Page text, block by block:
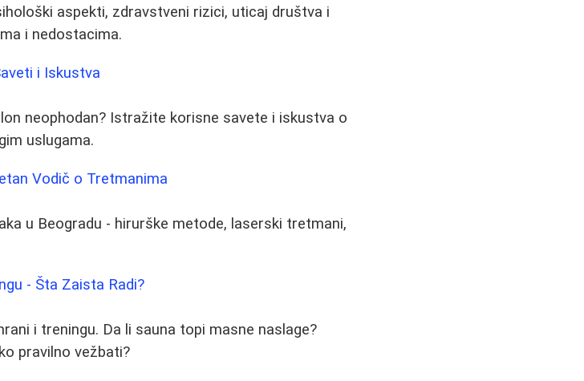
aspekti, zdravstveni rizici, uticaj društva i
i nedostacima.
i Iskustva
neophodan? Istražite korisne savete i iskustva o
uslugama.
Vodič o Tretmanima
u Beogradu - hirurške metode, laserski tretmani,
- Šta Zaista Radi?
i treningu. Da li sauna topi masne naslage?
pravilno vežbati?